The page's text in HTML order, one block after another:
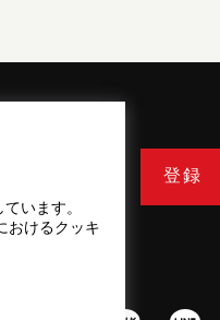
います。
おけるクッキ
登録